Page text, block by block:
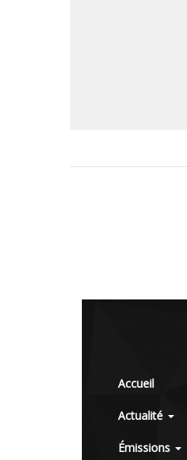
Accueil
Actualité
Émissions